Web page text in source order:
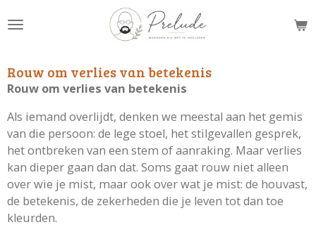
direct
de
hoofdinhoud
Rouw om verlies van betekenis
Rouw om verlies van betekenis
Als iemand overlijdt, denken we meestal aan het gemis
van die persoon: de lege stoel, het stilgevallen gesprek,
het ontbreken van een stem of aanraking. Maar verlies
kan dieper gaan dan dat. Soms gaat rouw niet alleen
over wie je mist, maar ook over wat je mist: de houvast,
de betekenis, de zekerheden die je leven tot dan toe
kleurden.